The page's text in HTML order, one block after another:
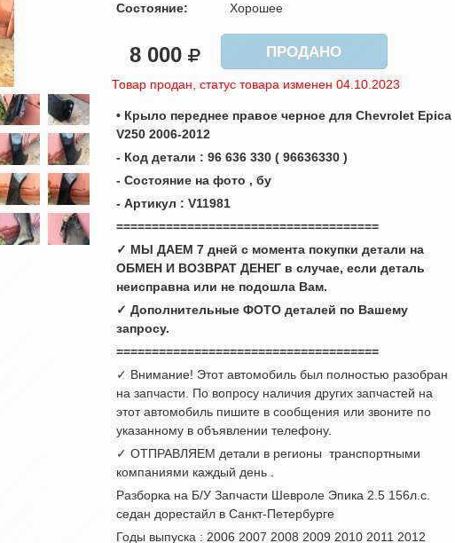
Состояние:
Хорошее
8 000 ПРОДАНО
Товар продан, статус товара изменен 04.10.2023
• Крыло переднее правое черное для Chevrolet Epica
V250 2006-2012
- Код детали : 96 636 330 ( 96636330 )
- Состояние на фото , бу
- Артикул : V11981
=====================================
✓ МЫ ДАЕМ 7 дней с момента покупки детали на
ОБМЕН И ВОЗВРАТ ДЕНЕГ в случае, если деталь
неисправна или не подошла Вам.
✓ Дополнительные ФОТО деталей по Вашему
запросу.
=====================================
✓ Внимание! Этот автомобиль был полностью разобран
на запчасти. По вопросу наличия других запчастей на
этот автомобиль пишите в сообщения или звоните по
указанному в объявлении телефону.
✓ ОТПРАВЛЯЕМ детали в регионы транспортными
компаниями каждый день .
Разборка на Б/У Запчасти Шевроле Эпика 2.5 156л.с.
седан дорестайл в Санкт-Петербурге
Годы выпуска : 2006 2007 2008 2009 2010 2011 2012